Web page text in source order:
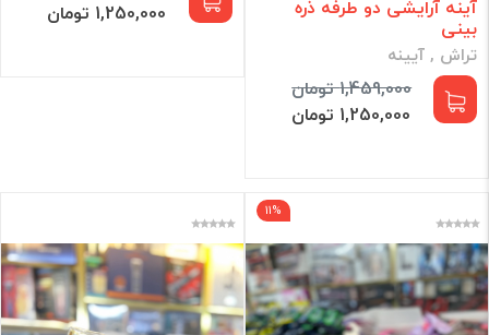
آینه آرایشی دو طرفه ذره
بینی
تراش , آیینه
1,459,000 تومان
1,250,000 تومان
1,250,000 تومان
11%